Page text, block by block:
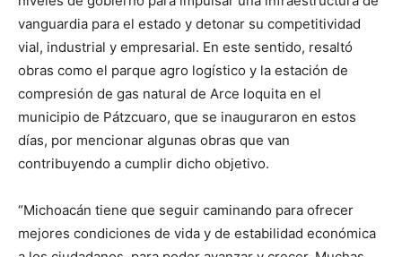
vanguardia para el estado y detonar su competitividad
vial, industrial y empresarial. En este sentido, resaltó
obras como el parque agro logístico y la estación de
compresión de gas natural de Arce loquita en el
municipio de Pátzcuaro, que se inauguraron en estos
días, por mencionar algunas obras que van
contribuyendo a cumplir dicho objetivo.
“Michoacán tiene que seguir caminando para ofrecer
mejores condiciones de vida y de estabilidad económica